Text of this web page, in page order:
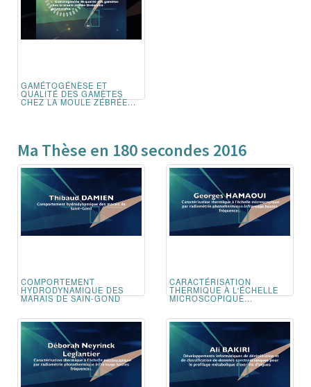
GAMÉTOGÉNÈSE ET
QUALITÉ DES GAMÈTES
CHEZ LA MOULE ZÉBRÉE...
Ma Thèse en 180 secondes 2016
COMPORTEMENT
HYDRODYNAMIQUE DES
MARAIS DE SAIN-GOND
CARACTÉRISATION
THERMIQUE À L'ÉCHELLE
MICROSCOPIQUE...